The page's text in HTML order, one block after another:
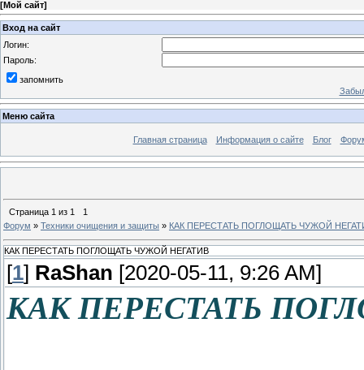
[Мой сайт]
Вход на сайт
Логин:
Пароль:
запомнить
Меню сайта
Главная страница Информация о сайте Блог
Страница 1 из 1
1
Форум » Техники очищения и защиты » КАК ПЕРЕСТАТЬ ПОГЛОЩАТЬ ЧУЖОЙ
КАК ПЕРЕСТАТЬ ПОГЛОЩАТЬ ЧУЖОЙ НЕГАТИВ
[1] RaShan [2020-05-11, 9:26 AM]
КАК ПЕРЕСТАТЬ